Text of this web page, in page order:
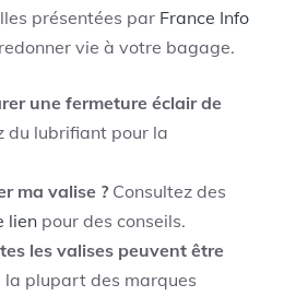
présentées par France Info
vie à votre bagage.
une fermeture éclair de
du lubrifiant pour la
ma valise ? Consultez des
lien pour des conseils.
les valises peuvent être
la plupart des marques